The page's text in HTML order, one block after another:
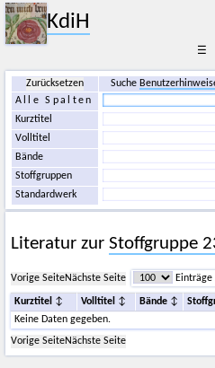
KdiH
☰
Zurücksetzen Suche
Alle Spalten
Kurztitel
Volltitel
Bände
Stoffgruppen
Standardwerk
Literatur zur Stoffgruppe
Vorige SeiteNächste Seite Einträge
Kurztitel Volltitel Bände
Keine Daten gegeben.
Vorige SeiteNächste Seite